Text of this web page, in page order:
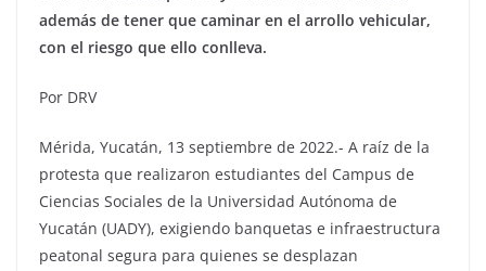
además de tener que caminar en el arrollo vehicular,
con el riesgo que ello conlleva.
Por DRV
Mérida, Yucatán, 13 septiembre de 2022.- A raíz de la
protesta que realizaron estudiantes del Campus de
Ciencias Sociales de la Universidad Autónoma de
Yucatán (UADY), exigiendo banquetas e infraestructura
peatonal segura para quienes se desplazan